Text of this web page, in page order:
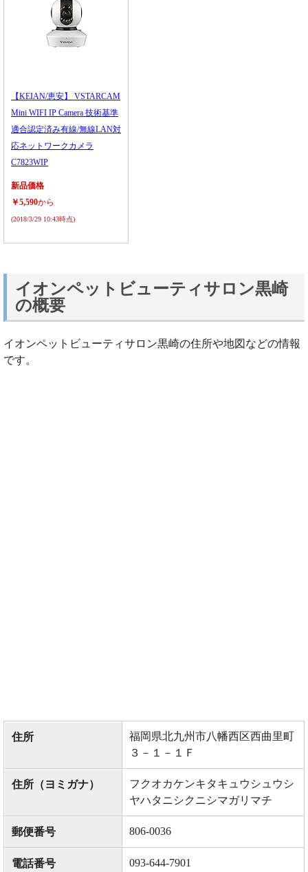
【KEIAN/恵安】 VSTARCAM
Mini WIFI IP Camera 技術基準
適合認定済み有線/無線LAN対
応ネットワークカメラ
C7823WIP
新品価格
￥5,590から
(2018/3/29 10:43時点)
イオンペットビューティサロン黒崎
の概要
イオンペットビューティサロン黒崎の住所や地図などの情報
です。
住所
福岡県北九州市八幡西区西曲里町
３－１－１Ｆ
住所（ヨミガナ）
フクオカケンキタキュウシュウシ
ヤハタニシクニシマガリマチ
郵便番号 806-0036
電話番号 093-644-7901